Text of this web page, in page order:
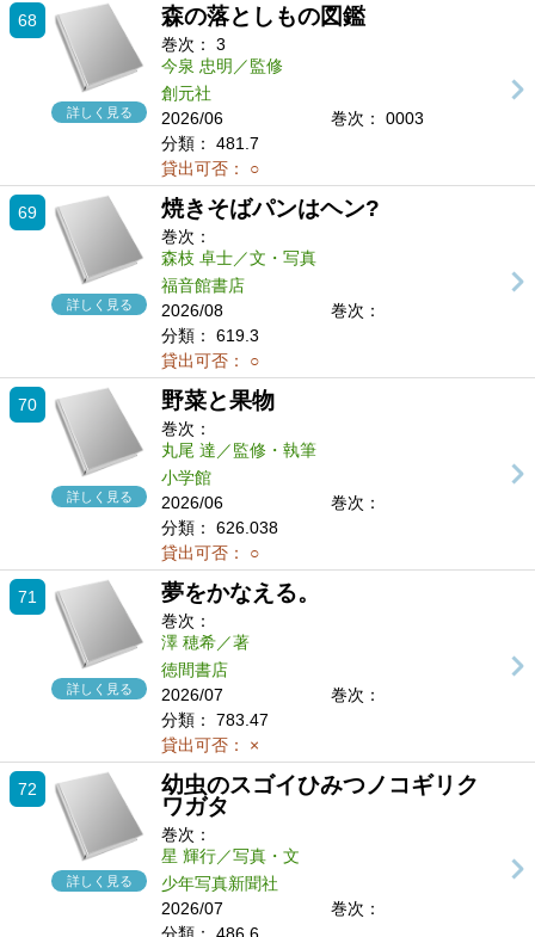
68
詳しく見る
森の落としもの図鑑
巻次：
3
今泉 忠明／監修
創元社
2026/06
巻次： 0003
分類：
481.7
貸出可否：
○
69
詳しく見る
焼きそばパンはヘン?
巻次：
森枝 卓士／文・写真
福音館書店
2026/08
巻次：
分類：
619.3
貸出可否：
○
70
詳しく見る
野菜と果物
巻次：
丸尾 達／監修・執筆
小学館
2026/06
巻次：
分類：
626.038
貸出可否：
○
71
詳しく見る
夢をかなえる。
巻次：
澤 穂希／著
徳間書店
2026/07
巻次：
分類：
783.47
貸出可否：
×
72
詳しく見る
幼虫のスゴイひみつノコギリク
ワガタ
巻次：
星 輝行／写真・文
少年写真新聞社
2026/07
巻次：